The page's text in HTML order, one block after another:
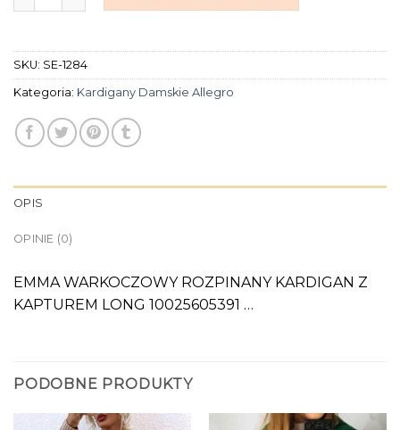
SKU: SE-1284
Kategoria: Kardigany Damskie Allegro
OPIS
OPINIE (0)
EMMA WARKOCZOWY ROZPINANY KARDIGAN Z
KAPTUREM LONG 10025605391 …
PODOBNE PRODUKTY